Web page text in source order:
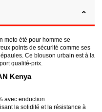
moto été pour homme se
points de sécurité comme ses
Ce blouson urbain est à la
qualité-prix.
Kenya
avec enduction
la solidité et la résistance à